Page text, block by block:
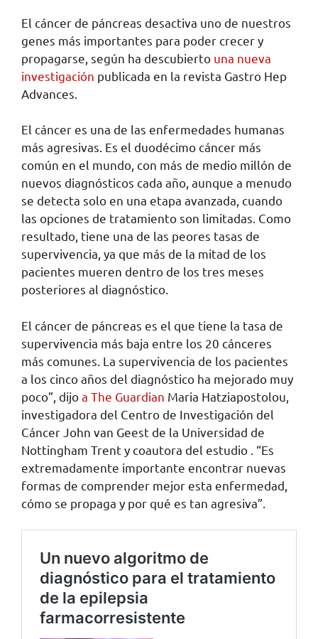
El cáncer de páncreas desactiva uno de nuestros
genes más importantes para poder crecer y
propagarse, según ha descubierto una nueva
investigación publicada en la revista Gastro Hep
Advances.
El cáncer es una de las enfermedades humanas
más agresivas. Es el duodécimo cáncer más
común en el mundo, con más de medio millón de
nuevos diagnósticos cada año, aunque a menudo
se detecta solo en una etapa avanzada, cuando
las opciones de tratamiento son limitadas. Como
resultado, tiene una de las peores tasas de
supervivencia, ya que más de la mitad de los
pacientes mueren dentro de los tres meses
posteriores al diagnóstico.
El cáncer de páncreas es el que tiene la tasa de
supervivencia más baja entre los 20 cánceres
más comunes. La supervivencia de los pacientes
a los cinco años del diagnóstico ha mejorado muy
poco”, dijoa The Guardian Maria Hatziapostolou,
investigadora del Centro de Investigación del
Cáncer John van Geest de la Universidad de
Nottingham Trent y coautora del estudio . “Es
extremadamente importante encontrar nuevas
formas de comprender mejor esta enfermedad,
cómo se propaga y por qué es tan agresiva”.